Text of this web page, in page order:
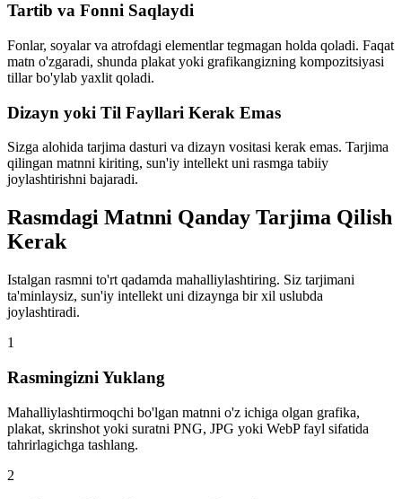
Tartib va Fonni Saqlaydi
Fonlar, soyalar va atrofdagi elementlar tegmagan holda qoladi. Faqat
matn o'zgaradi, shunda plakat yoki grafikangizning kompozitsiyasi
tillar bo'ylab yaxlit qoladi.
Dizayn yoki Til Fayllari Kerak Emas
Sizga alohida tarjima dasturi va dizayn vositasi kerak emas. Tarjima
qilingan matnni kiriting, sun'iy intellekt uni rasmga tabiiy
joylashtirishni bajaradi.
Rasmdagi Matnni Qanday Tarjima Qilish
Kerak
Istalgan rasmni to'rt qadamda mahalliylashtiring. Siz tarjimani
ta'minlaysiz, sun'iy intellekt uni dizaynga bir xil uslubda
joylashtiradi.
1
Rasmingizni Yuklang
Mahalliylashtirmoqchi bo'lgan matnni o'z ichiga olgan grafika,
plakat, skrinshot yoki suratni PNG, JPG yoki WebP fayl sifatida
tahrirlagichga tashlang.
2